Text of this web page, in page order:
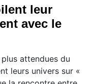
leur
avec le
plus attendues du
leurs univers sur «